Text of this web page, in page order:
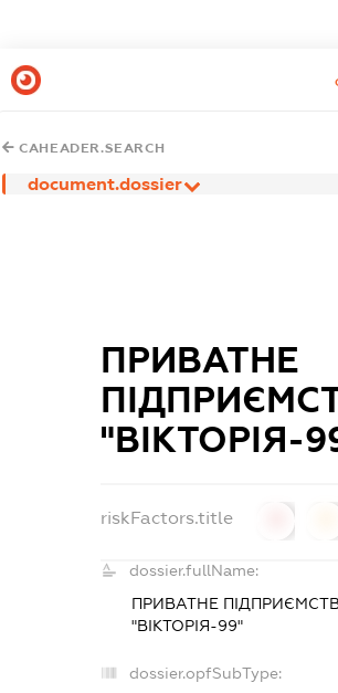
CAHEADER.SEARCH
document.dossier
ПРИВАТНЕ
"ВІКТОРІЯ-
riskFactors.title
dossier.fullName:
ПРИВАТНЕ
"ВІКТОРІЯ-99"
dossier.opfSubType: